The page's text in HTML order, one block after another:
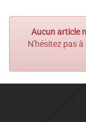
Aucun article
N'hésitez pas à